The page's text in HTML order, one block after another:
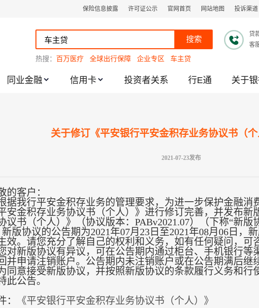
通知
保险信息披露 许可证公示 官网首页 网站地图 投诉渠道
搜索
贷
客
热搜： 百万医疗 全球出行保障 企业专区 车主贷
同业金融 信用卡 投资者关系 行E通 关于
关于修订《平安银行平安金积存业务协议书（
2021-07-23发布
的客户：
据我行平安金积存业务的管理要求，为进一步保护金融消
安金积存业务协议书（个人）》进行修订完善，并发布新
议书（个人）》（协议版本：PABv2021.07）（下称“新版
新版协议的公告期为2021年07月23日至2021年08月06日，
效。请您充分了解自己的权利和义务，如有任何疑问，可
对新版协议有异议，可在公告期内通过柜台、手机银行等
并申请注销账户。公告期内未注销账户或在公告期满后继
同意接受新版协议，并按照新版协议的条款履行义务和行
此公告。
：
《平安银行平安金积存业务协议书（个人）》